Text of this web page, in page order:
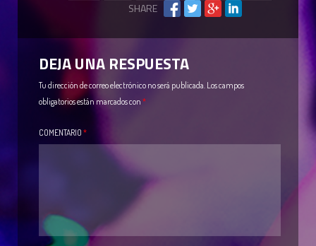
SHARE
DEJA UNA RESPUESTA
Tu dirección de correo electrónico no será publicada. Los campos
obligatorios están marcados con *
COMENTARIO *